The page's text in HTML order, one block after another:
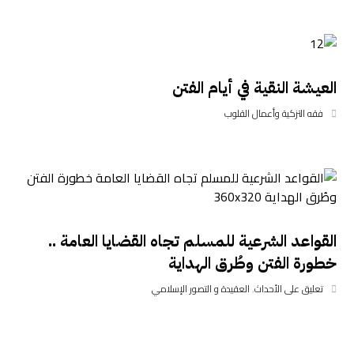
العيشة النقية في أيام الفتن
فقه التزكية وأعمال القلوب
القواعد الشرعية للمسلم تجاه القضايا العامة ..
خطورة الفتن وطُرق الهداية
تعليق على الأحداث,العقيدة و التصور الإسلامي